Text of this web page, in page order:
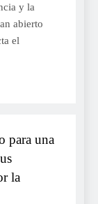
y la
abierto
el
para una
la